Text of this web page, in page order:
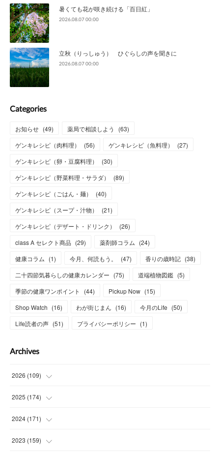
暑くても花が咲き続ける「百日紅」
2026.08.07 00:00
立秋（りっしゅう） ひぐらしの声を聞きに
2026.08.07 00:00
Categories
お知らせ (49) 薬局で相談しよう (63)
ゲンキレシピ（肉料理）
(56) ゲンキレシピ（魚料理） (27)
ゲンキレシピ（卵・豆腐料理）
(30)
ゲンキレシピ（野菜料理・サラダ）
(89)
ゲンキレシピ（ごはん・麺）
(40)
ゲンキレシピ（スープ・汁物）
(21)
ゲンキレシピ（デザート・ドリンク）
(26)
class A セレクト商品 (29) 薬剤師コラム (24)
健康コラム (1) 今月、何読もう。 (47) 香りの歳時記 (38)
二十四節気暮らしの健康カレンダー (75) 道端植物図鑑 (5)
季節の健康ワンポイント
(44) Pickup Now (15)
Shop Watch (16) わが街じまん (16) 今月のLife (50)
Life読者の声 (51) プライバシーポリシー (1)
Archives
2026 (109)
(7)
(15
(15
2025 (174)
(14
(14
2024 (171)
(13
2023 (159)